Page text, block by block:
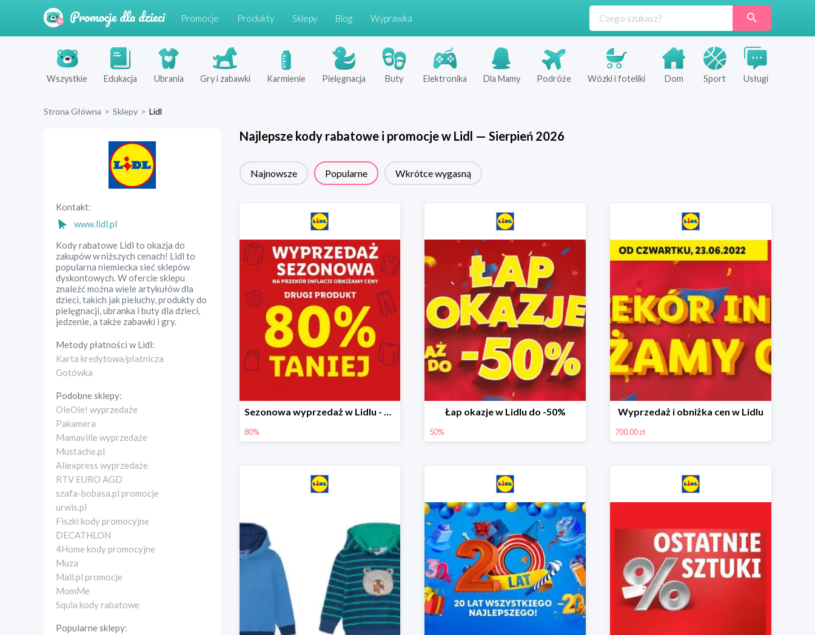
Promocje Produkty Sklepy Blog Wyprawka
Wszystkie Edukacja Ubrania Gry i zabawki Karmienie Pielęgnacja Buty Elektronika Dla Mamy Podróże Wózki i foteliki Dom Sport Usługi
Strona Główna > Sklepy > Lidl
Kontakt:
www.lidl.pl
Kody rabatowe Lidl to okazja do
zakupów w niższych cenach! Lidl to
popularna niemiecka sieć sklepów
dyskontowych. W ofercie sklepu
znaleźć można wiele artykułów dla
dzieci, takich jak pieluchy, produkty do
pielęgnacji, ubranka i buty dla dzieci,
jedzenie, a także zabawki i gry.
Metody płatności wLidl:
Karta kredytowa/płatnicza
Gotówka
Podobne sklepy:
OleOle! wyprzedaże
Pakamera
Mamaville wyprzedaże
Mustache.pl
Aliexpress wyprzedaże
RTV EURO AGD
szafa-bobasa.pl promocje
urwis.pl
Fiszki kody promocyjne
DECATHLON
4Home kody promocyjne
Muza
Mall.pl promocje
MomMe
Squla kody rabatowe
Popularne sklepy:
Najlepsze kody rabatowe i promocje w Lidl — Sierpień 2026
Najnowsze Popularne Wkrótce wygasną
Sezonowa wyprzedaż w Lidlu - drugi produkt -80%
80%
Łap okazje w Lidlu do -50%
50%
Wyprzedaż i obniżka cen w Lidlu
700.00 zł